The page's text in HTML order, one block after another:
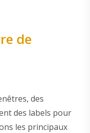
de
des
des labels pour
les principaux